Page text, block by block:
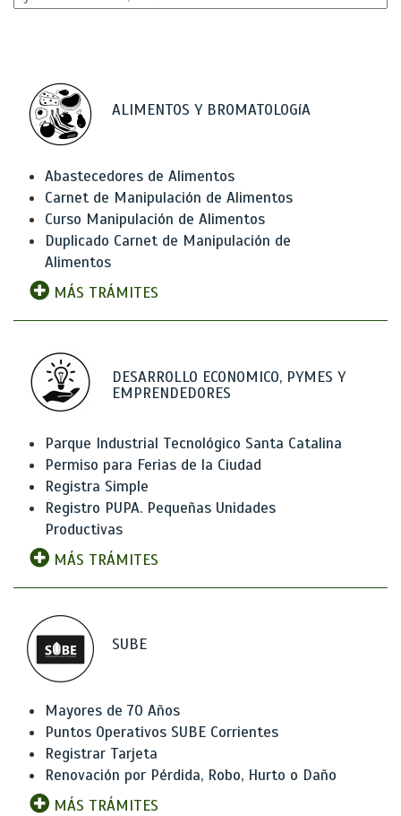
ALIMENTOS Y BROMATOLOGíA
Abastecedores de Alimentos
Carnet de Manipulación de Alimentos
Curso Manipulación de Alimentos
Duplicado Carnet de Manipulación de
Alimentos
MÁS TRÁMITES
DESARROLLO ECONOMICO, PYMES Y
EMPRENDEDORES
Parque Industrial Tecnológico Santa Catalina
Permiso para Ferias de la Ciudad
Registra Simple
Registro PUPA. Pequeñas Unidades
Productivas
MÁS TRÁMITES
SUBE
Mayores de 70 Años
Puntos Operativos SUBE Corrientes
Registrar Tarjeta
Renovación por Pérdida, Robo, Hurto o Daño
MÁS TRÁMITES